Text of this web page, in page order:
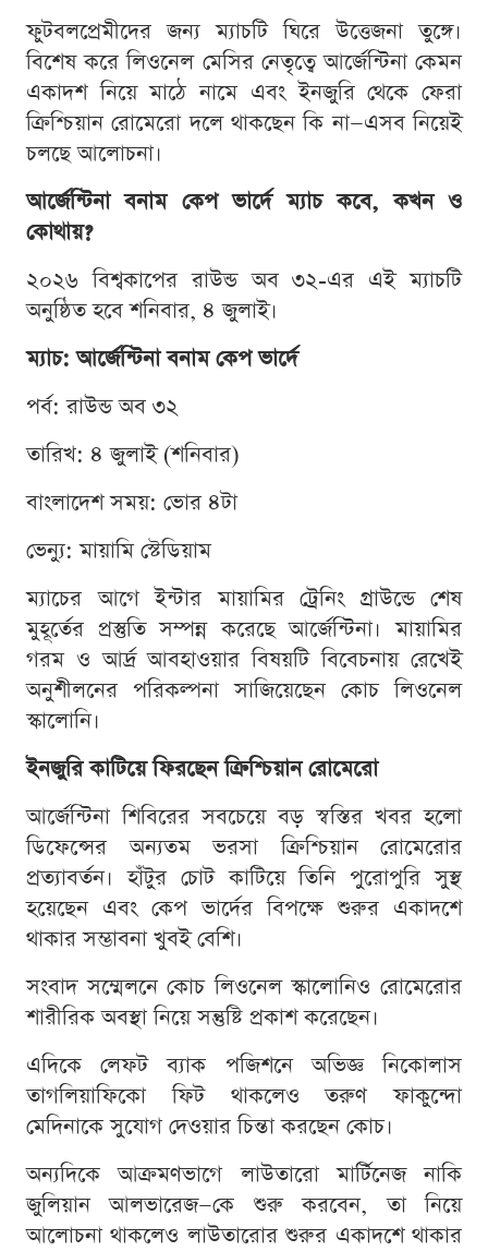
ফুটবলপ্রেমীদের জন্য ম্যাচটি ঘিরে উত্তেজনা তুঙ্গে।
বিশেষ করে লিওনেল মেসির নেতৃত্বে আর্জেন্টিনা কেমন
একাদশ নিয়ে মাঠে নামে এবং ইনজুরি থেকে ফেরা
ক্রিশ্চিয়ান রোমেরো দলে থাকছেন কি না—এসব নিয়েই
চলছে আলোচনা।
আর্জেন্টিনা বনাম কেপ ভার্দে ম্যাচ কবে, কখন ও
কোথায়?
২০২৬ বিশ্বকাপের রাউন্ড অব ৩২-এর এই ম্যাচটি
অনুষ্ঠিত হবে শনিবার, ৪ জুলাই।
ম্যাচ: আর্জেন্টিনা বনাম কেপ ভার্দে
পর্ব: রাউন্ড অব ৩২
তারিখ: ৪ জুলাই (শনিবার)
বাংলাদেশ সময়: ভোর ৪টা
ভেন্যু: মায়ামি স্টেডিয়াম
ম্যাচের আগে ইন্টার মায়ামির ট্রেনিং গ্রাউন্ডে শেষ
মুহূর্তের প্রস্তুতি সম্পন্ন করেছে আর্জেন্টিনা। মায়ামির
গরম ও আর্দ্র আবহাওয়ার বিষয়টি বিবেচনায় রেখেই
অনুশীলনের পরিকল্পনা সাজিয়েছেন কোচ লিওনেল
স্কালোনি।
ইনজুরি কাটিয়ে ফিরছেন ক্রিশ্চিয়ান রোমেরো
আর্জেন্টিনা শিবিরের সবচেয়ে বড় স্বস্তির খবর হলো
ডিফেন্সের অন্যতম ভরসা ক্রিশ্চিয়ান রোমেরোর
প্রত্যাবর্তন। হাঁটুর চোট কাটিয়ে তিনি পুরোপুরি সুস্থ
হয়েছেন এবং কেপ ভার্দের বিপক্ষে শুরুর একাদশে
থাকার সম্ভাবনা খুবই বেশি।
সংবাদ সম্মেলনে কোচ লিওনেল স্কালোনিও রোমেরোর
শারীরিক অবস্থা নিয়ে সন্তুষ্টি প্রকাশ করেছেন।
এদিকে লেফট ব্যাক পজিশনে অভিজ্ঞ নিকোলাস
তাগলিয়াফিকো ফিট থাকলেও তরুণ ফাকুন্দো
মেদিনাকে সুযোগ দেওয়ার চিন্তা করছেন কোচ।
অন্যদিকে আক্রমণভাগে লাউতারো মার্টিনেজ নাকি
জুলিয়ান আলভারেজ—কে শুরু করবেন, তা নিয়ে
আলোচনা থাকলেও লাউতারোর শুরুর একাদশে থাকার